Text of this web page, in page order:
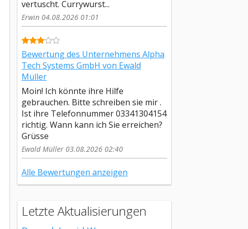
vertuscht. Currywurst...
Erwin 04.08.2026 01:01
Bewertung des Unternehmens Alpha
Tech Systems GmbH von Ewald
Müller
Moin! Ich könnte ihre Hilfe
gebrauchen. Bitte schreiben sie mir .
Ist ihre Telefonnummer 03341304154
richtig. Wann kann ich Sie erreichen?
Grüsse
Ewald Müller 03.08.2026 02:40
Alle Bewertungen anzeigen
Letzte Aktualisierungen